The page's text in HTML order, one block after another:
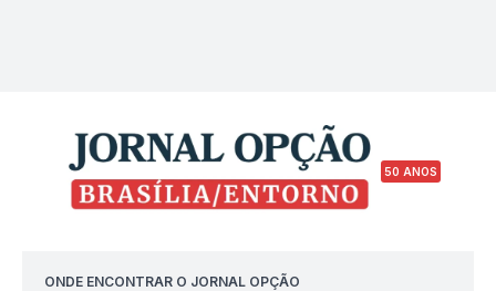
50 ANOS
ONDE ENCONTRAR O JORNAL OPÇÃO